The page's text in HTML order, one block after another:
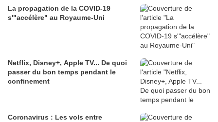
La propagation de la COVID-19
s'"accélère" au Royaume-Uni
Netflix, Disney+, Apple TV... De quoi
passer du bon temps pendant le
confinement
Coronavirus : Les vols entre